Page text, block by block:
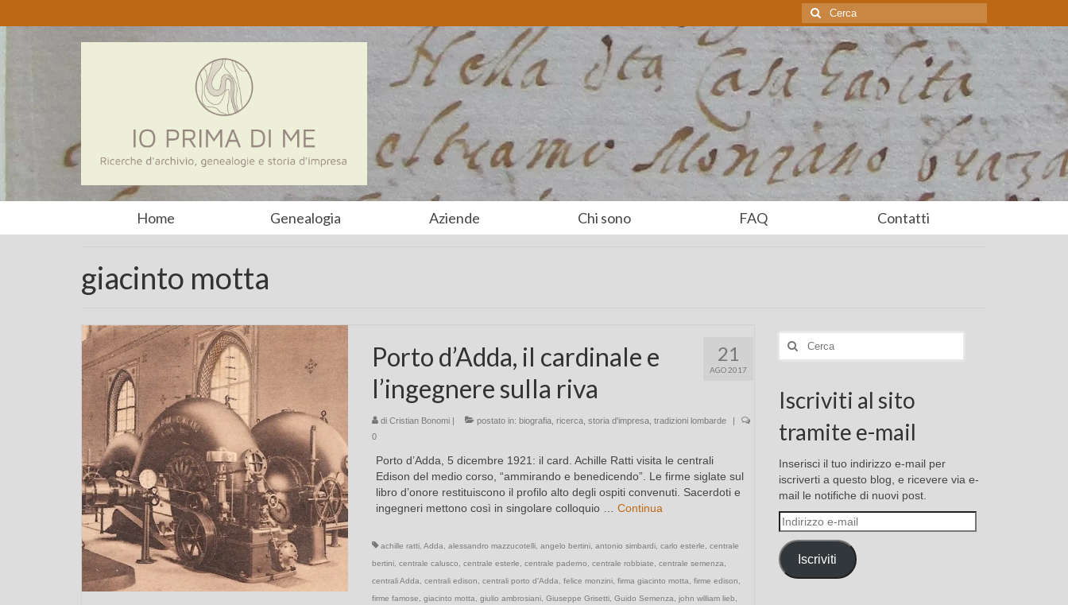
Cerca:
Home Genealogia Aziende Chi sono FAQ Contatti
giacinto motta
21
AGO 2017
Porto d’Adda, il cardinale e
l’ingegnere sulla riva
di Cristian Bonomi| postato in: biografia, ricerca, storia d'impresa, tradizioni lombarde
|
0
Porto d’Adda, 5 dicembre 1921: il card. Achille Ratti visita le centrali
Edison del medio corso, “ammirando e benedicendo”. Le firme siglate sul
libro d’onore restituiscono il profilo alto degli ospiti convenuti. Sacerdoti e
ingegneri mettono così in singolare colloquio … Continua
achille ratti, Adda alessandro mazzucotelli, angelo bertini, antonio simbardi, carlo esterle
centrale
bertini, centrale calusco centrale esterle centrale paderno centrale robbiate centrale semenza
centrali Adda
centrali edison centrali porto d'Adda felice monzini, firma giacinto motta firme edison
firme famose
giacinto motta giulio ambrosiani, Giuseppe Grisetti, Guido Semenza john william lieb
Cerca:
Iscriviti al sito
tramite e-mail
Inserisci il tuo indirizzo e-mail per
iscriverti a questo blog, e ricevere via e-
mail le notifiche di nuovi post.
Indirizzo
e-
mail
Iscriviti